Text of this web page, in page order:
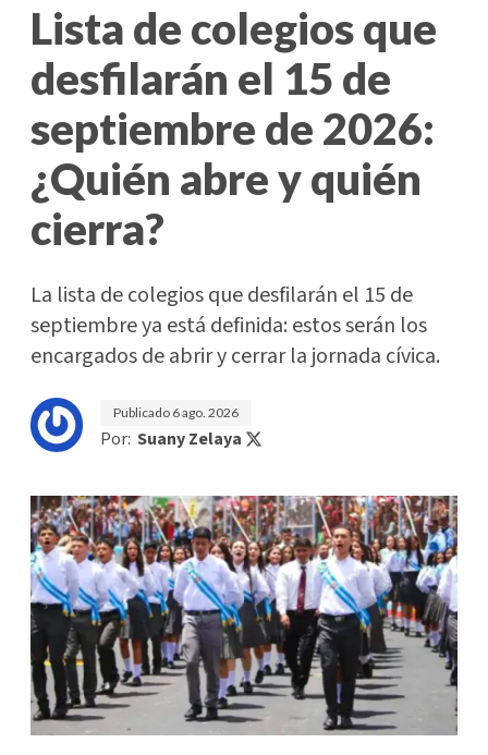
Lista de colegios que
desfilarán el 15 de
septiembre de 2026:
¿Quién abre y quién
cierra?
La lista de colegios que desfilarán el 15 de
septiembre ya está definida: estos serán los
encargados de abrir y cerrar la jornada cívica.
Publicado 6 ago. 2026
Por: Suany Zelaya